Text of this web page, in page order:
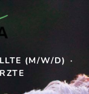
(M/W/D) ·